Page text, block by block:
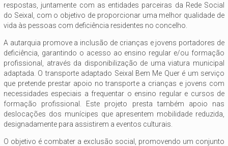
respostas, juntamente com as entidades parceiras da Rede Social
do Seixal, com o objetivo de proporcionar uma melhor qualidade de
vida às pessoas com deficiência residentes no concelho.
A autarquia promove a inclusão de crianças e jovens portadores de
deficiência, garantindo o acesso ao ensino regular e/ou formação
profissional, através da disponibilização de uma viatura municipal
adaptada. O transporte adaptado Seixal Bem Me Quer é um serviço
que pretende prestar apoio no transporte a crianças e jovens com
necessidades especiais a frequentar o ensino regular e cursos de
formação profissional. Este projeto presta também apoio nas
deslocações dos munícipes que apresentem mobilidade reduzida,
designadamente para assistirem a eventos culturais.
O objetivo é combater a exclusão social, promovendo um conjunto